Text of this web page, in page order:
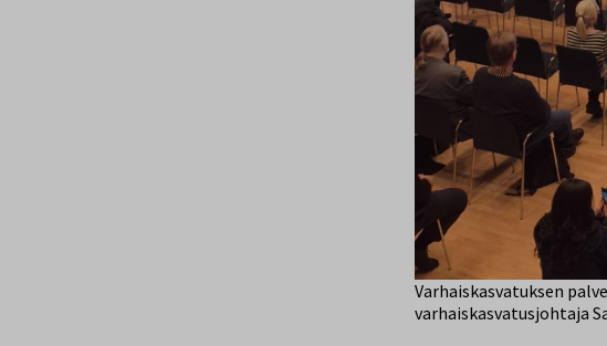
Varhaiskasvatuksen
varhaiskasvatusjohtaja